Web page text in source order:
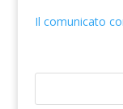
Il comunicato